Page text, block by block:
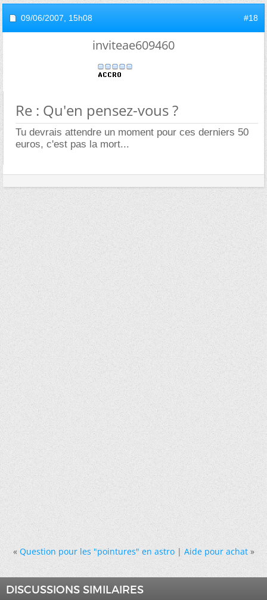
09/06/2007, 15h08 #18
inviteae609460
Re : Qu'en pensez-vous ?
Tu devrais attendre un moment pour ces derniers 50
euros, c'est pas la mort...
« Question pour les "pointures" en astro|Aide pour achat »
DISCUSSIONS SIMILAIRES